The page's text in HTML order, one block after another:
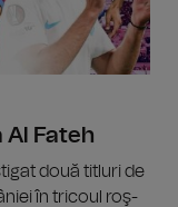
Al Fateh
două titluri de
în tricoul roş-